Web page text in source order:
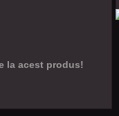
la acest produs!